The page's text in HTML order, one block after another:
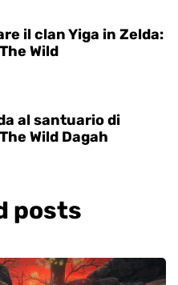
il clan Yiga in Zelda:
Wild
al santuario di
Wild Dagah
posts